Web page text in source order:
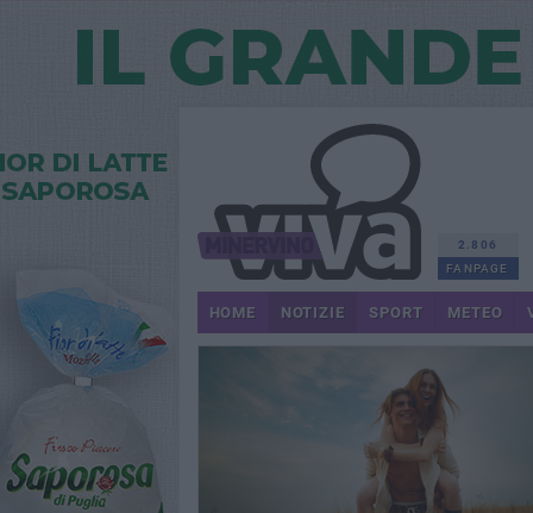
2.806
FANPAGE
HOME NOTIZIE SPORT METEO